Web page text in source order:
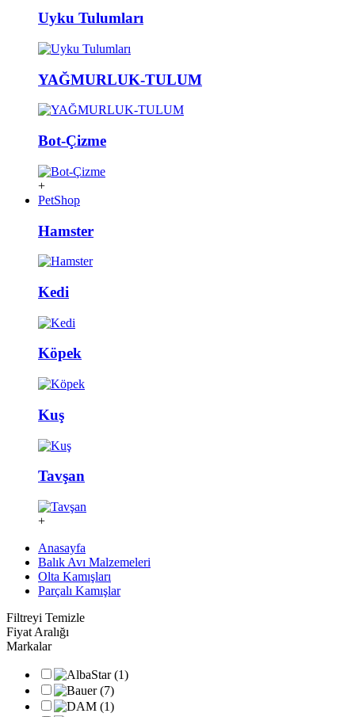
Uyku Tulumları
YAĞMURLUK-TULUM
Bot-Çizme
+
PetShop
Hamster
Kedi
Köpek
Kuş
Tavşan
+
Anasayfa
Balık Avı Malzemeleri
Olta Kamışları
Parçalı Kamışlar
Filtreyi Temizle
Fiyat Aralığı
Markalar